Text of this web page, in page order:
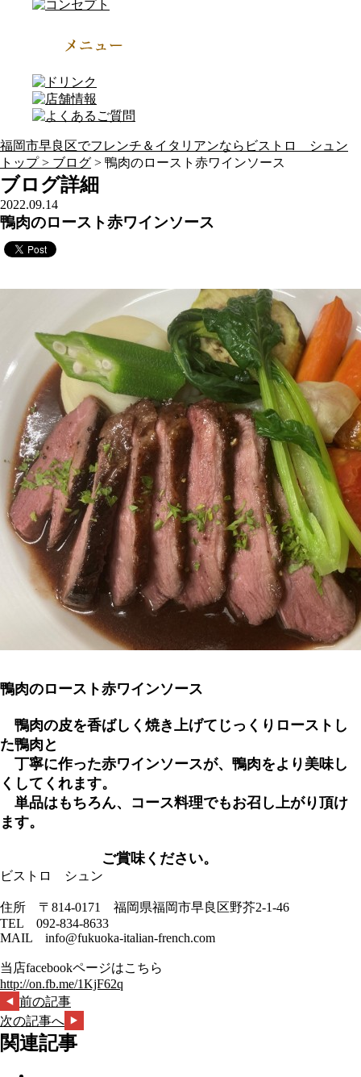
福岡市早良区でフレンチ＆イタリアンならビストロ シュン
トップ > ブログ > 鴨肉のロースト赤ワインソース
ブログ詳細
2022.09.14
鴨肉のロースト赤ワインソース
鴨肉のロースト赤ワインソース
鴨肉の皮を香ばしく焼き上げてじっくりローストし
た鴨肉と
丁寧に作った赤ワインソースが、鴨肉をより美味し
くしてくれます。
単品はもちろん、コース料理でもお召し上がり頂け
ます。
ご賞味ください。
ビストロ シュン
住所 〒814-0171 福岡県福岡市早良区野芥2-1-46
TEL 092-834-8633
MAIL info@fukuoka-italian-french.com
当店facebookページはこちら
http://on.fb.me/1KjF62q
前の記事
次の記事へ
関連記事